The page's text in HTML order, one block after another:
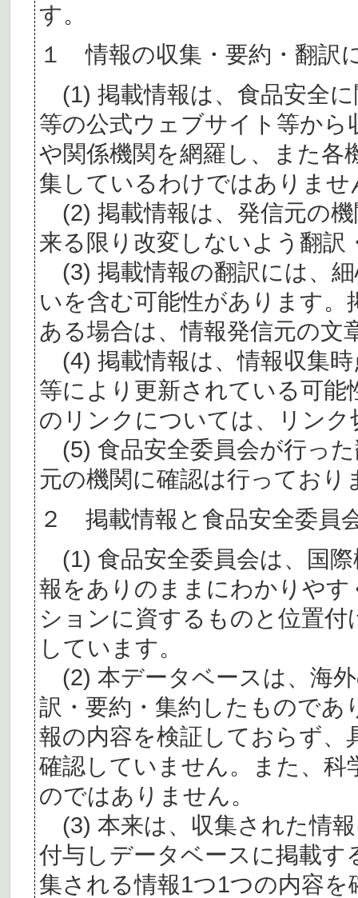
す。
１ 情報の収集・要約・翻訳
(1) 掲載情報は、食品安全
等の公式ウェブサイト等か
や関係機関を網羅し、また各
集しているわけではありませ
(2) 掲載情報は、発信元の
来る限り改変しないよう翻訳
(3) 掲載情報の翻訳には、
いを含む可能性があります。
ある場合は、情報発信元の文
(4) 掲載情報は、情報収集
等により更新されている可
のリンクについては、リン
(5) 食品安全委員会が行っ
元の機関に確認は行っており
２ 掲載情報と食品安全委員
(1) 食品安全委員会は、国
報をありのままにわかりや
ションに資するものと位置
しています。
(2) 本データベースは、海
訳・要約・集約したものであ
報の内容を検証しておらず、
確認していません。また、
のではありません。
(3) 本来は、収集された情
付与しデータベースに掲載
集される情報1つ1つの内容